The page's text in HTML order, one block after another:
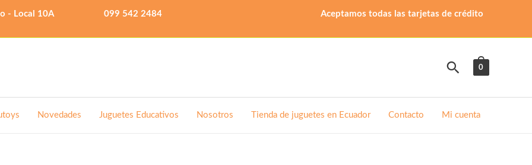
- Local 10A 099 542 2484 Aceptamos todas las tarjetas de crédito
Buscar
0
Novedades Juguetes Educativos Nosotros Tienda de juguetes en Ecuador Contacto Mi cuenta